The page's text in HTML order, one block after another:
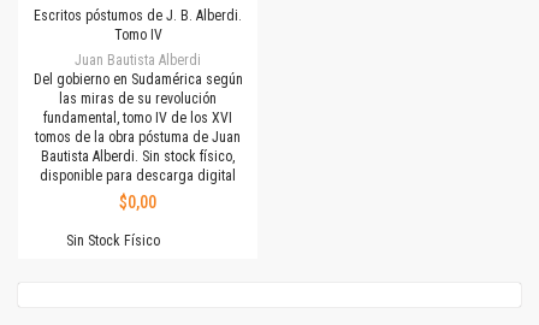
Escritos póstumos de J. B. Alberdi.
Tomo IV
Juan Bautista Alberdi
Del gobierno en Sudamérica según
las miras de su revolución
fundamental, tomo IV de los XVI
tomos de la obra póstuma de Juan
Bautista Alberdi. Sin stock físico,
disponible para descarga digital
$0,00
Sin Stock Físico